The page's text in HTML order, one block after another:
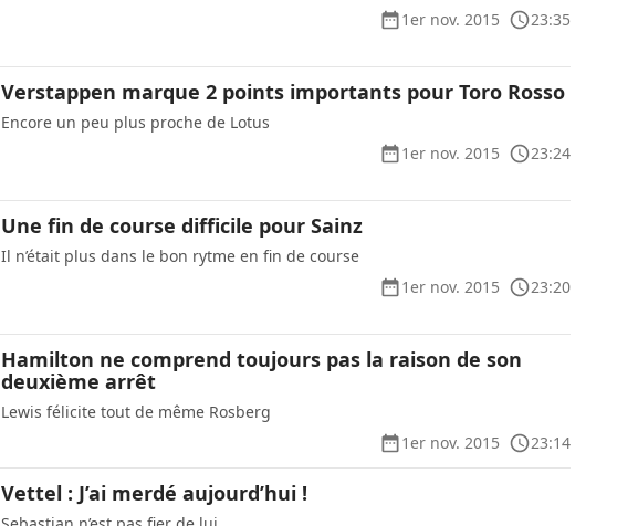
1er nov. 2015
23:35
Verstappen marque 2 points importants pour Toro Rosso
Encore un peu plus proche de Lotus
1er nov. 2015
23:24
Une fin de course difficile pour Sainz
Il n’était plus dans le bon rytme en fin de course
1er nov. 2015
23:20
Hamilton ne comprend toujours pas la raison de son
deuxième arrêt
Lewis félicite tout de même Rosberg
1er nov. 2015
23:14
Vettel : J’ai merdé aujourd’hui !